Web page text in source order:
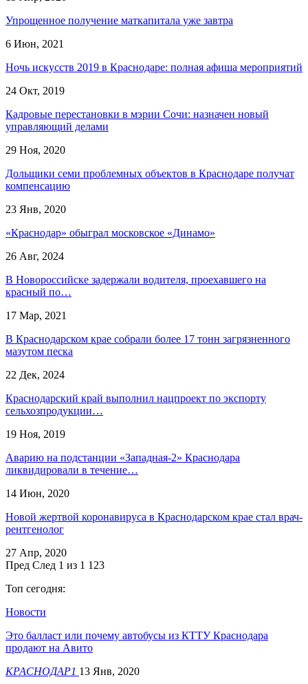
Упрощенное получение маткапитала уже завтра
6 Июн, 2021
Ночь искусств 2019 в Краснодаре: полная афиша мероприятий
24 Окт, 2019
Кадровые перестановки в мэрии Сочи: назначен новый
управляющий делами
29 Ноя, 2020
Дольщики семи проблемных объектов в Краснодаре получат
компенсацию
23 Янв, 2020
«Краснодар» обыграл московское «Динамо»
26 Авг, 2024
В Новороссийске задержали водителя, проехавшего на
красный по…
17 Мар, 2021
В Краснодарском крае собрали более 17 тонн загрязненного
мазутом песка
22 Дек, 2024
Краснодарский край выполнил нацпроект по экспорту
сельхозпродукции…
19 Ноя, 2019
Аварию на подстанции «Западная-2» Краснодара
ликвидировали в течение…
14 Июн, 2020
Новой жертвой коронавируса в Краснодарском крае стал врач-
рентгенолог
27 Апр, 2020
Пред След 1 из 1 123
Топ сегодня:
Новости
Это балласт или почему автобусы из КТТУ Краснодара
продают на Авито
КРАСНОДАР1 13 Янв, 2020